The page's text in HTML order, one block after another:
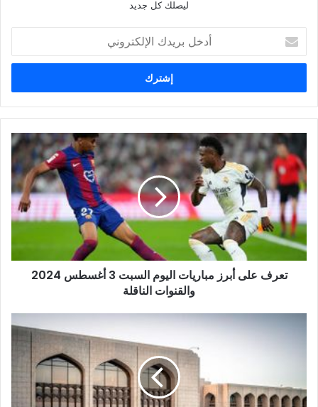
ليصلك كل جديد
بريدك
الإلكتروني
تعرف
على
أبرز
مباريات
اليوم
السبت
3
أغسطس
2024
والقنوات
تعرف على أبرز مباريات اليوم السبت 3 أغسطس 2024
والقنوات الناقلة
مستداماً